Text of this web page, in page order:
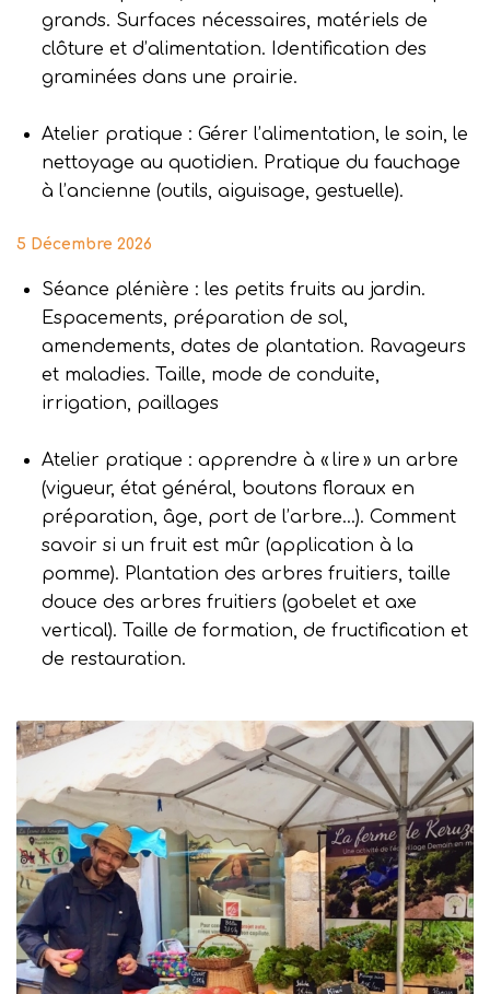
grands. Surfaces nécessaires, matériels de
clôture et d’alimentation. Identification des
graminées dans une prairie.
Atelier pratique : Gérer l’alimentation, le soin, le
nettoyage au quotidien. Pratique du fauchage
à l’ancienne (outils, aiguisage, gestuelle).
5 Décembre 2026
Séance plénière : les petits fruits au jardin.
Espacements, préparation de sol,
amendements, dates de plantation. Ravageurs
et maladies. Taille, mode de conduite,
irrigation, paillages
Atelier pratique : apprendre à « lire » un arbre
(vigueur, état général, boutons floraux en
préparation, âge, port de l’arbre…). Comment
savoir si un fruit est mûr (application à la
pomme). Plantation des arbres fruitiers, taille
douce des arbres fruitiers (gobelet et axe
vertical). Taille de formation, de fructification et
de restauration.